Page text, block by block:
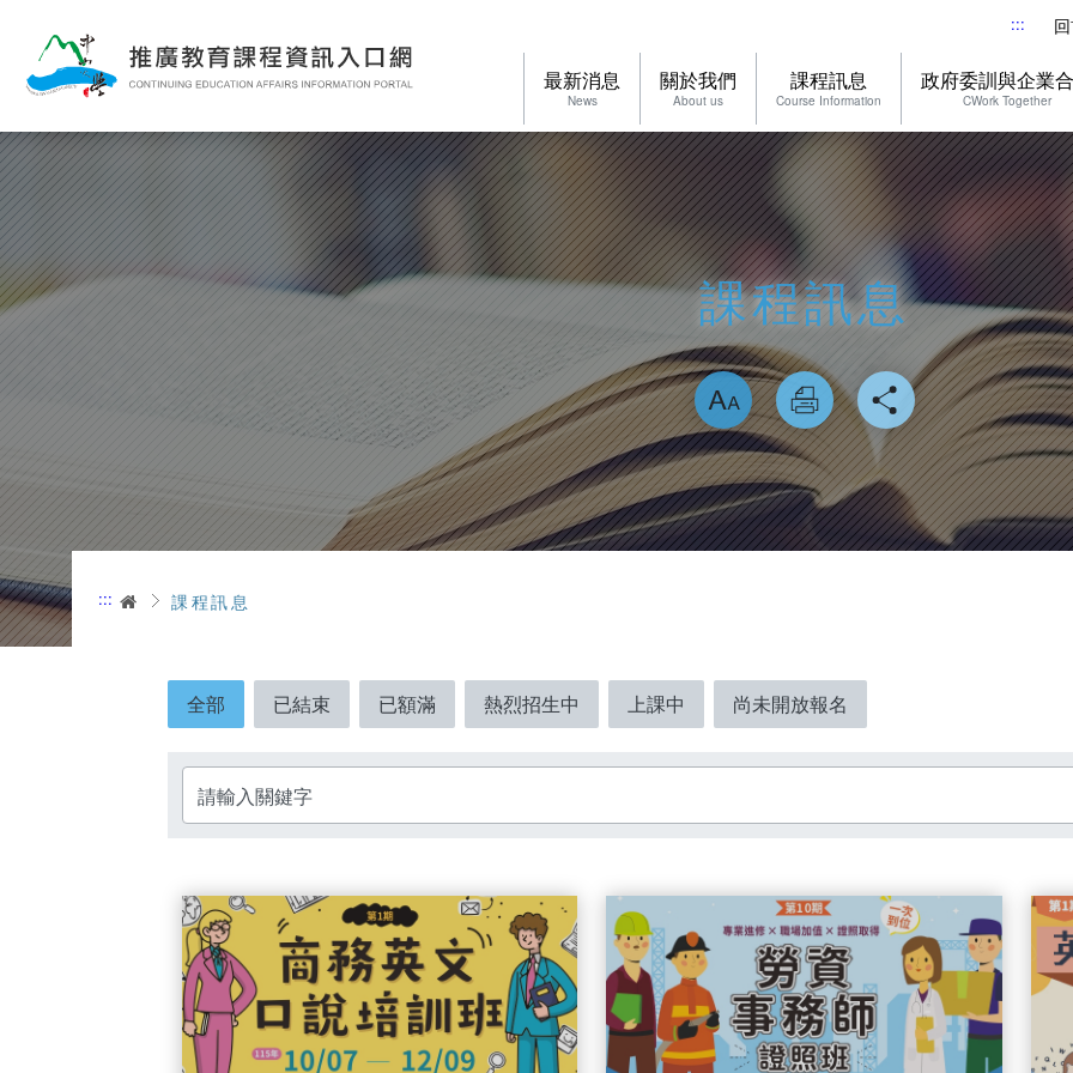
:::
最新消息
News
關於我們
About us
課程訊息
Course Information
政府委訓與企業
CWork Together
課程訊息
略過字型切
::: 首頁課程訊息
全部 已結束 已額滿 熱烈招生中 上課中 尚未開放報名
標題：